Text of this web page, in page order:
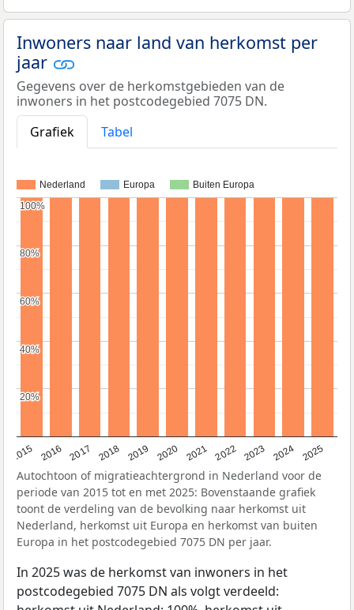
Inwoners naar land van herkomst per
jaar
Gegevens over de herkomstgebieden van de
inwoners in het postcodegebied 7075 DN.
Grafiek
Tabel
Nederland Europa Buiten Europa
2015 2016 2017 2018 2019 2020 2021 2022 2023 2024 2025
20%
20%
40%
40%
60%
60%
80%
80%
100%
100%
Autochtoon of migratieachtergrond in Nederland voor de
periode van 2015 tot en met 2025: Bovenstaande grafiek
toont de verdeling van de bevolking naar herkomst uit
Nederland, herkomst uit Europa en herkomst van buiten
Europa in het postcodegebied 7075 DN per jaar.
In 2025 was de herkomst van inwoners in het
postcodegebied 7075 DN als volgt verdeeld: